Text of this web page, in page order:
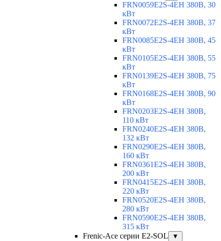
FRN0059E2S-4EH 380В, 30
кВт
FRN0072E2S-4EH 380В, 37
кВт
FRN0085E2S-4EH 380В, 45
кВт
FRN0105E2S-4EH 380В, 55
кВт
FRN0139E2S-4EH 380В, 75
кВт
FRN0168E2S-4EH 380В, 90
кВт
FRN0203E2S-4EH 380В,
110 кВт
FRN0240E2S-4EH 380В,
132 кВт
FRN0290E2S-4EH 380В,
160 кВт
FRN0361E2S-4EH 380В,
200 кВт
FRN0415E2S-4EH 380В,
220 кВт
FRN0520E2S-4EH 380В,
280 кВт
FRN0590E2S-4EH 380В,
315 кВт
Frenic-Ace серии E2-SOL
▼